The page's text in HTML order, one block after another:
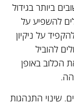
ביותר בגידול
להשפיע על
על ניקיון
להוביל
הכלוב באופן
שינוי התנהגות